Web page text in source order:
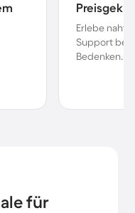
Erlebe
Support bei
Bedenken.
für